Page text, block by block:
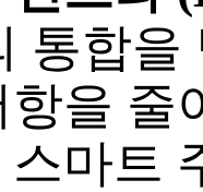
통합
을 줄
마트